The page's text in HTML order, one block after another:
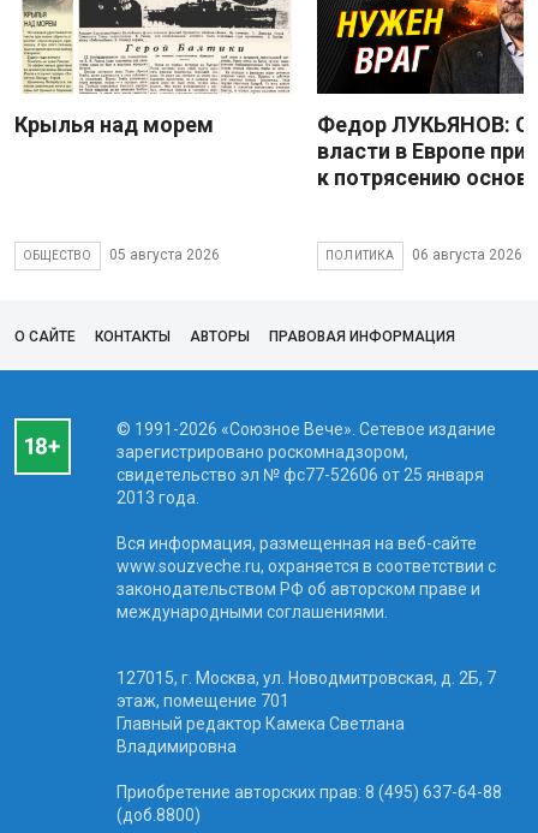
Крылья над морем
ОБЩЕСТВО 05 августа 2026
Федор ЛУКЬЯНОВ:
власти в Европе
к потрясению основ
ПОЛИТИКА 06 августа 2026
О САЙТЕ КОНТАКТЫ АВТОРЫ ПРАВОВАЯ ИНФОРМАЦИЯ
© 1991-2026 «Союзное Вече». Сетевое издание
зарегистрировано роскомнадзором,
свидетельство эл № фc77-52606 от 25 января
2013 года.
Вся информация, размещенная на веб-сайте
www.souzveche.ru, охраняется в соответствии с
законодательством РФ об авторском праве и
международными соглашениями.
127015, г. Москва, ул. Новодмитровская, д. 2Б, 7
этаж, помещение 701
Главный редактор Камека Светлана
Владимировна
Приобретение авторских прав: 8 (495) 637-64-88
(доб.8800)